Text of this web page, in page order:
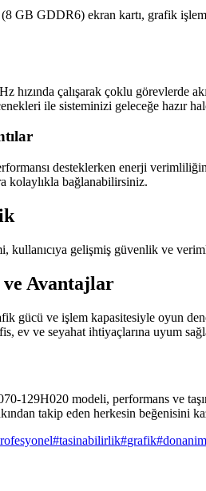
GDDR6) ekran kartı, grafik
çalışarak çoklu görevlerde
ile sisteminizi geleceğe hazır
desteklerken enerji
kolaylıkla bağlanabilirsiniz.
kullanıcıya gelişmiş güvenlik ve
Avantajlar
gücü ve işlem kapasitesiyle oyun
ev ve seyahat ihtiyaçlarına uyum
129H020 modeli, performans ve
takip eden herkesin beğenisini
#tasinabilirlik#grafik#donanim